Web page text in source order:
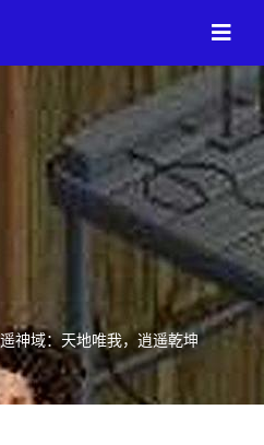
神域：天地唯我，逍遥乾坤